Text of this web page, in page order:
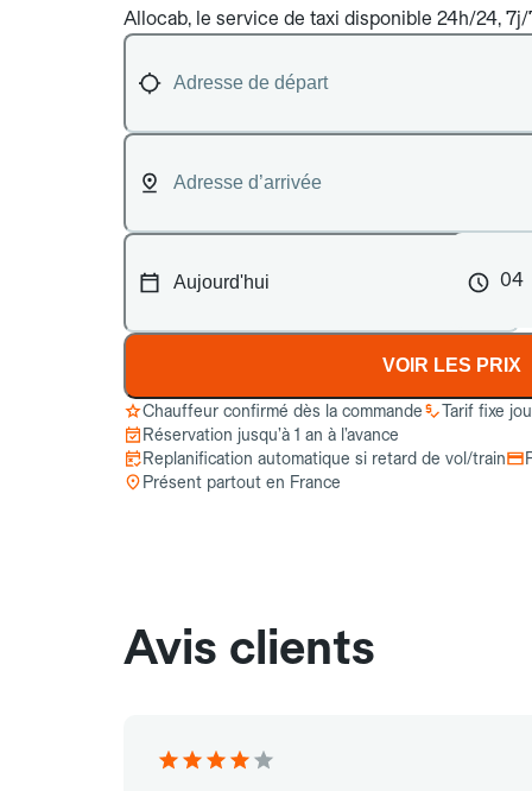
Allocab, le service de taxi disponible 24h/24, 7j/
04
VOIR LES PRIX
Chauffeur confirmé dès la commande
Tarif fixe
Réservation jusqu’à 1 an à l’avance
Replanification automatique si retard de vol/train
Présent partout en France
Avis clients